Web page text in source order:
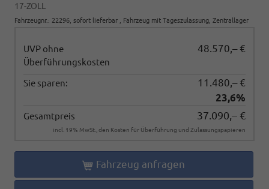
17-ZOLL
Fahrzeugnr. : 22296 sofort lieferbar Fahrzeug mit Tageszulassung , Zentrallager
UVP ohne
Überführungskosten
48.570,– €
Sie sparen:
11.480,– €
23,6%
Gesamtpreis 37.090,– €
incl. 19% MwSt., den Kosten für Überführung und Zulassungspapieren
Fahrzeug anfragen